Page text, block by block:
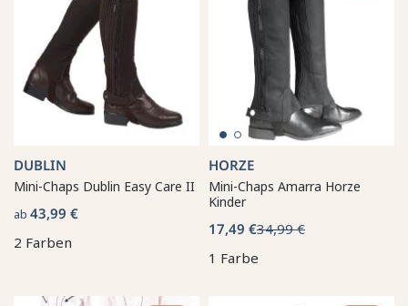
DUBLIN
Mini-Chaps Dublin Easy Care II
ab 43,99 €
2 Farben
HORZE
Mini-Chaps Amarra Horze
Kinder
17,49 €34,99 €
1 Farbe